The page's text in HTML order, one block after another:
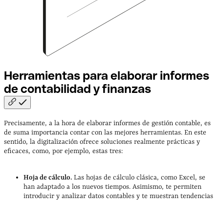
Herramientas para elaborar informes
de contabilidad yfinanzas
Precisamente, a la hora de elaborar informes de gestión contable, es
de suma importancia contar con las mejores herramientas. En este
sentido, la digitalización ofrece soluciones realmente prácticas y
eficaces, como, por ejemplo, estas tres:
Hoja de cálculo. Las hojas de cálculo clásica, como Excel, se
han adaptado a los nuevos tiempos. Asimismo, te permiten
introducir y analizar datos contables y te muestran tendencias